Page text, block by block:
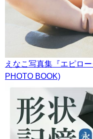
えなこ写真集『エピロ
PHOTO BOOK)